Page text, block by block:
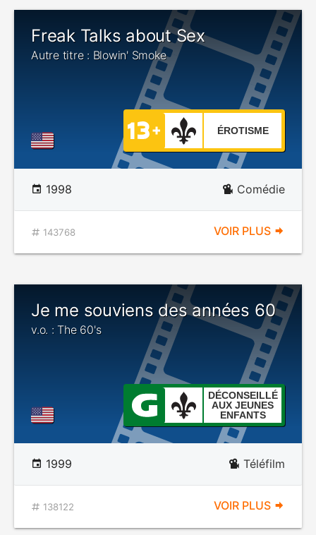
Freak Talks about Sex
Autre titre : Blowin' Smoke
ÉROTISME
1998 Comédie
143768 VOIR PLUS
Je me souviens des années 60
v.o. : The 60's
DÉCONSEILLÉ
AUX JEUNES
ENFANTS
1999 Téléfilm
138122 VOIR PLUS